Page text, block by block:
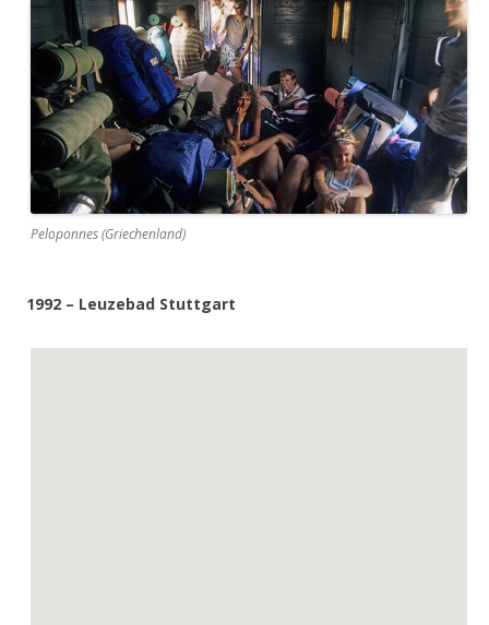
Peloponnes (Griechenland)
1992 – Leuzebad Stuttgart